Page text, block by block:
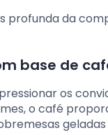
da
base de
os
o café